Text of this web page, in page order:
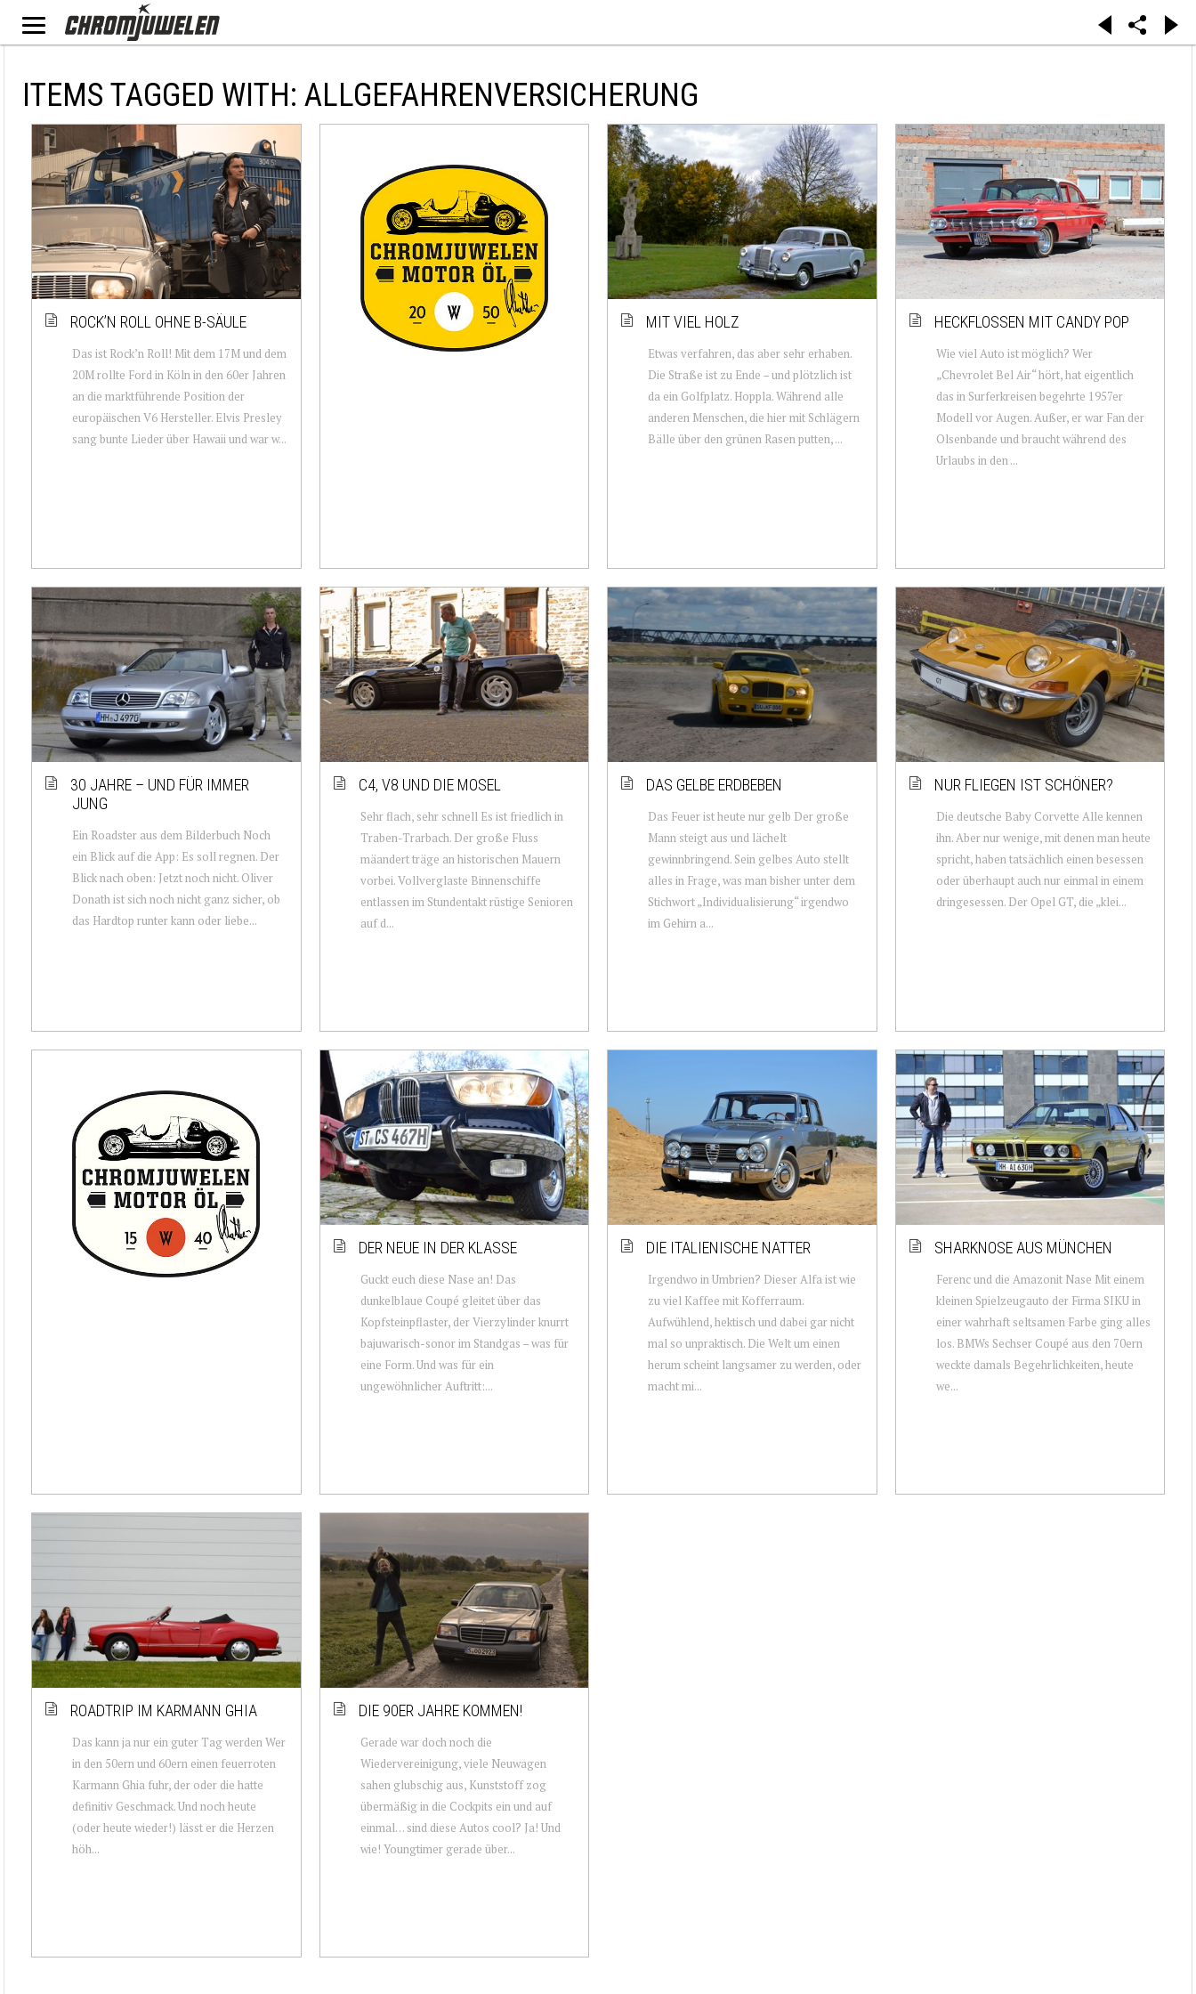
ITEMS TAGGED WITH: ALLGEFAHRENVERSICHERUNG
ROCK’N ROLL OHNE B-SÄULE
Das ist Rock’n Roll! Mit dem 17M und dem
20M rollte Ford in Köln in den 60er Jahren
an die marktführende Position der
europäischen V6 Hersteller. Elvis Presley
sang bunte Lieder über Hawaii und war w...
MIT VIEL HOLZ
Etwas verfahren, das aber sehr erhaben.
Die Straße ist zu Ende – und plötzlich ist
da ein Golfplatz. Hoppla. Während alle
anderen Menschen, die hier mit Schlägern
Bälle über den grünen Rasen putten, ...
HECKFLOSSEN MIT CANDY POP
Wie viel Auto ist möglich? Wer
„Chevrolet Bel Air“ hört, hat eigentlich
das in Surferkreisen begehrte 1957er
Modell vor Augen. Außer, er war Fan der
Olsenbande und braucht während des
Urlaubs in den ...
30 JAHRE – UND FÜR IMMER
JUNG
Ein Roadster aus dem Bilderbuch Noch
ein Blick auf die App: Es soll regnen. Der
Blick nach oben: Jetzt noch nicht. Oliver
Donath ist sich noch nicht ganz sicher, ob
das Hardtop runter kann oder liebe...
C4, V8 UND DIE MOSEL
Sehr flach, sehr schnell Es ist friedlich in
Traben-Trarbach. Der große Fluss
mäandert träge an historischen Mauern
vorbei. Vollverglaste Binnenschiffe
entlassen im Stundentakt rüstige Senioren
auf d...
DAS GELBE ERDBEBEN
Das Feuer ist heute nur gelb Der große
Mann steigt aus und lächelt
gewinnbringend. Sein gelbes Auto stellt
alles in Frage, was man bisher unter dem
Stichwort „Individualisierung“ irgendwo
im Gehirn a...
NUR FLIEGEN IST SCHÖNER?
Die deutsche Baby Corvette Alle kennen
ihn. Aber nur wenige, mit denen man heute
spricht, haben tatsächlich einen besessen
oder überhaupt auch nur einmal in einem
dringesessen. Der Opel GT, die „klei...
DER NEUE IN DER KLASSE
Guckt euch diese Nase an! Das
dunkelblaue Coupé gleitet über das
Kopfsteinpflaster, der Vierzylinder knurrt
bajuwarisch-sonor im Standgas – was für
eine Form. Und was für ein
ungewöhnlicher Auftritt:...
DIE ITALIENISCHE NATTER
Irgendwo in Umbrien? Dieser Alfa ist wie
zu viel Kaffee mit Kofferraum.
Aufwühlend, hektisch und dabei gar nicht
mal so unpraktisch. Die Welt um einen
herum scheint langsamer zu werden, oder
macht mi...
SHARKNOSE AUS MÜNCHEN
Ferenc und die Amazonit Nase Mit einem
kleinen Spielzeugauto der Firma SIKU in
einer wahrhaft seltsamen Farbe ging alles
los. BMWs Sechser Coupé aus den 70ern
weckte damals Begehrlichkeiten, heute
we...
ROADTRIP IM KARMANN GHIA
Das kann ja nur ein guter Tag werden Wer
in den 50ern und 60ern einen feuerroten
Karmann Ghia fuhr, der oder die hatte
definitiv Geschmack. Und noch heute
(oder heute wieder!) lässt er die Herzen
höh...
DIE 90ER JAHRE KOMMEN!
Gerade war doch noch die
Wiedervereinigung, viele Neuwagen
sahen glubschig aus, Kunststoff zog
übermäßig in die Cockpits ein und auf
einmal… sind diese Autos cool? Ja! Und
wie! Youngtimer gerade über...